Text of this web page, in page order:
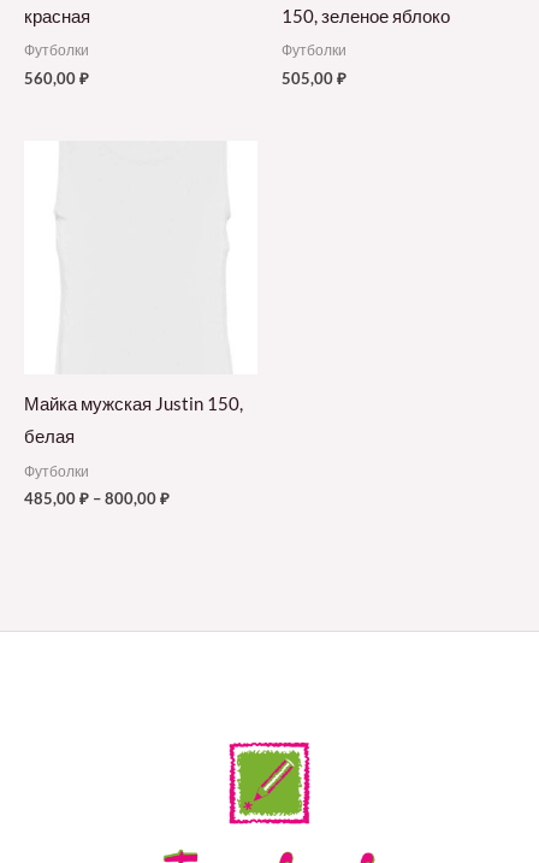
красная
Футболки
560,00₽
150, зеленое яблоко
Футболки
505,00₽
Майка мужская Justin 150,
белая
Футболки
485,00₽ –800,00₽